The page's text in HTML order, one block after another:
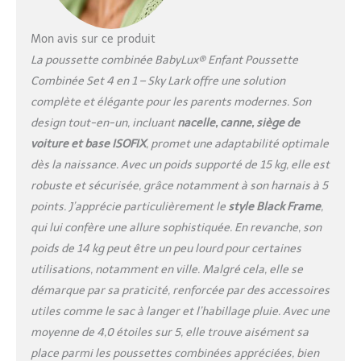
confortable : la baignoire
bébé avec toit ventilé et
semelle intérieure douce crée
une zone confortable pour
dormir et se reposer par tous
les temps pour votre enfant -
Protection contre le vent, le
soleil et la pluie. Siège de
poussette flexible : le siège
peut être monté à la fois
dans le sens de marche et
dossier réglable et le repose-
pieds offrent un confort pour
les promenades et les
excursions. Cadre robuste et
léger : cadre en aluminium
robuste avec roues
innovantes et sans entretien
Mon avis sur ce produit
La poussette combinée BabyLux® Enfant Poussette
Combinée Set 4 en 1 – Sky Lark offre une solution
complète et élégante pour les parents modernes. Son
design tout-en-un, incluantnacelle, canne, siège de
voiture et base ISOFIX, promet une adaptabilité optimale
dès la naissance. Avec un poids supporté de 15 kg, elle est
robuste et sécurisée, grâce notamment à son harnais à 5
points. J’apprécie particulièrement le style Black Frame,
qui lui confère une allure sophistiquée. En revanche, son
poids de 14 kg peut être un peu lourd pour certaines
utilisations, notamment en ville. Malgré cela, elle se
démarque par sa praticité, renforcée par des accessoires
utiles comme le sac à langer et l’habillage pluie. Avec une
moyenne de 4,0 étoiles sur 5, elle trouve aisément sa
place parmi les poussettes combinées appréciées, bien